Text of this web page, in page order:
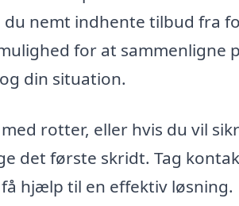
du nemt indhente tilbud fra
for at sammenligne
din situation.
rotter, eller hvis du vil
det første skridt. Tag
hjælp til en effektiv løsning.